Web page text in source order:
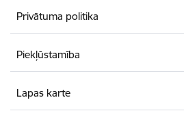
Privātuma politika
Piekļūstamība
Lapas karte